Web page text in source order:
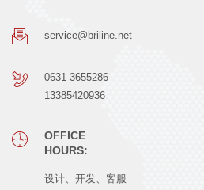
service@briline.net
0631 3655286
13385420936
OFFICE
HOURS:
设计、开发、客服